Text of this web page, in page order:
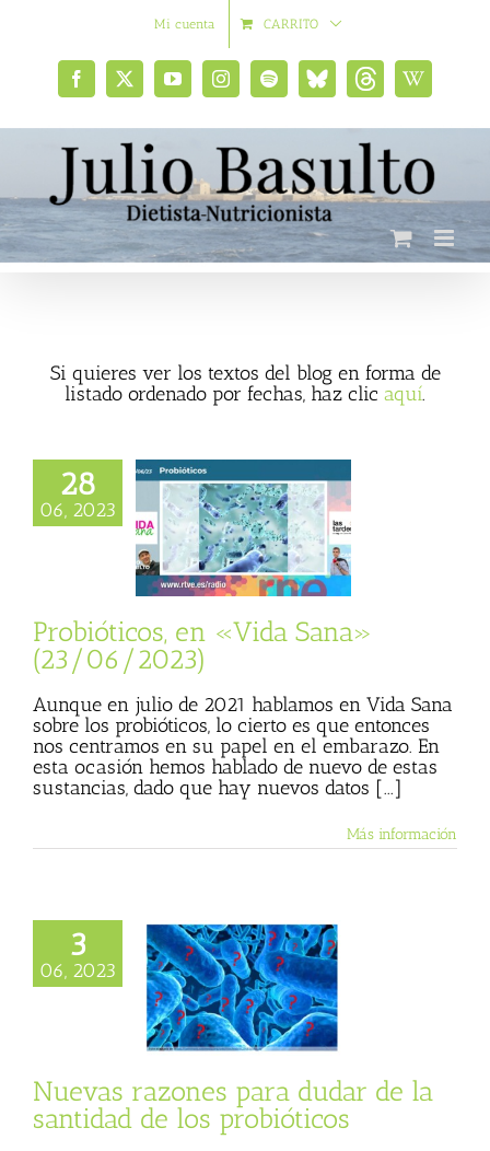
Mi cuenta CARRITO
Facebook
X YouTubeInstagramSpotifyBluesky
social
ThreadsWikipedia
Si quieres ver los textos del blog en forma de
listado ordenado por fechas, haz clic aquí.
28
06, 2023
en «Vida
(23/06/2023)
Probióticos, en «Vida Sana»
(23/06/2023)
Aunque en julio de 2021 hablamos en Vida Sana
sobre los probióticos, lo cierto es que entonces
nos centramos en su papel en el embarazo. En
esta ocasión hemos hablado de nuevo de estas
sustancias, dado que hay nuevos datos [...]
Más información
3
06, 2023
razones para
la santidad de
Nuevas razones para dudar de la
santidad de los probióticos